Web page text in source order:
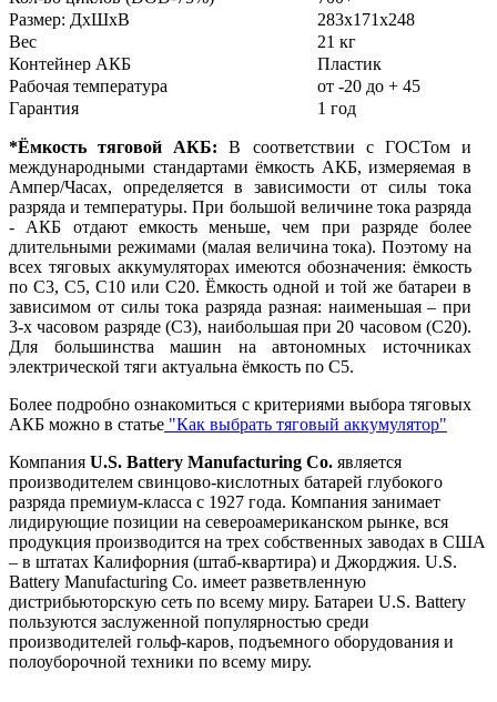
Размер: ДхШхВ
283x171x248
Вес
21 кг
Контейнер АКБ
Пластик
Рабочая температура
от -20 до + 45
Гарантия
1 год
*Ёмкость тяговой АКБ:В соответствии с ГОСТом и
международными стандартами ёмкость АКБ, измеряемая в
Ампер/Часах, определяется в зависимости от силы тока
разряда и температуры. При большой величине тока разряда
- АКБ отдают емкость меньше, чем при разряде более
длительными режимами (малая величина тока). Поэтому на
всех тяговых аккумуляторах имеются обозначения: ёмкость
по С3, С5, С10 или С20. Ёмкость одной и той же батареи в
зависимом от силы тока разряда разная: наименьшая – при
3-х часовом разряде (С3), наибольшая при 20 часовом (С20).
Для большинства машин на автономных источниках
электрической тяги актуальна ёмкость по С5.
Более подробно ознакомиться с критериями выбора тяговых
АКБ можно в статье "Как выбрать тяговый аккумулятор"
Компания U.S. Battery Manufacturing Co. является
производителем свинцово-кислотных батарей глубокого
разряда премиум-класса с 1927 года. Компания занимает
лидирующие позиции на североамериканском рынке, вся
продукция производится на трех собственных заводах в США
– в штатах Калифорния (штаб-квартира) и Джорджия. U.S.
Battery Manufacturing Co. имеет разветвленную
дистрибьюторскую сеть по всему миру. Батареи U.S. Battery
пользуются заслуженной популярностью среди
производителей гольф-каров, подъемного оборудования и
полоуборочной техники по всему миру.